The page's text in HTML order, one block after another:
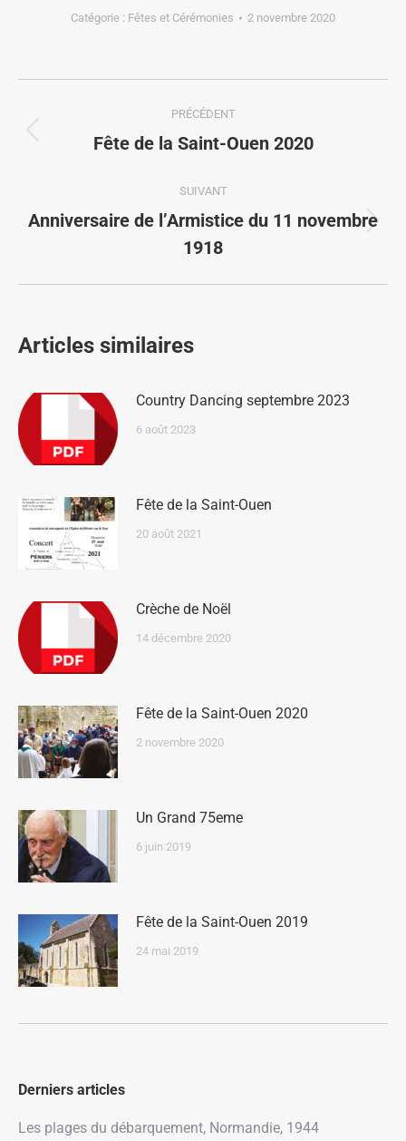
Catégorie : Fêtes et Cérémonies 2 novembre 2020
PRÉCÉDENT
Fête de la Saint-Ouen 2020
SUIVANT
Anniversaire de l’Armistice du 11 novembre
1918
Articles similaires
Country Dancing septembre 2023
6 août 2023
Fête de la Saint-Ouen
20 août 2021
Crèche de Noël
14 décembre 2020
Fête de la Saint-Ouen 2020
2 novembre 2020
Un Grand 75eme
6 juin 2019
Fête de la Saint-Ouen 2019
24 mai 2019
Derniers articles
Les plages du débarquement, Normandie, 1944